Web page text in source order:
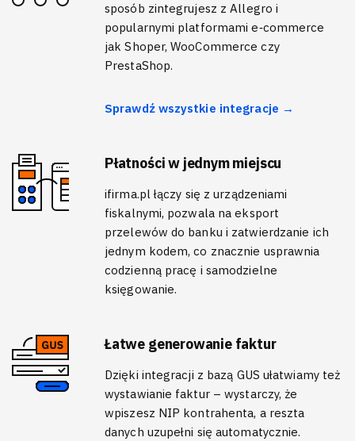
sposób zintegrujesz z Allegro i
popularnymi platformami e‑commerce
jak Shoper, WooCommerce czy
PrestaShop.
Sprawdź wszystkie integracje →
Płatności w jednym miejscu
ifirma.pl łączy się z urządzeniami
fiskalnymi, pozwala na eksport
przelewów do banku i zatwierdzanie ich
jednym kodem, co znacznie usprawnia
codzienną pracę i samodzielne
księgowanie.
Łatwe generowanie faktur
Dzięki integracji z bazą GUS ułatwiamy też
wystawianie faktur – wystarczy, że
wpiszesz NIP kontrahenta, a reszta
danych uzupełni się automatycznie.